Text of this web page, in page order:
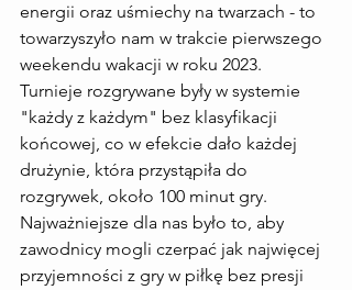
energii oraz uśmiechy na twarzach - to
towarzyszyło nam w trakcie pierwszego
weekendu wakacji w roku 2023.
Turnieje rozgrywane były w systemie
"każdy z każdym" bez klasyfikacji
końcowej, co w efekcie dało każdej
drużynie, która przystąpiła do
rozgrywek, około 100 minut gry.
Najważniejsze dla nas było to, aby
zawodnicy mogli czerpać jak najwięcej
przyjemności z gry w piłkę bez presji